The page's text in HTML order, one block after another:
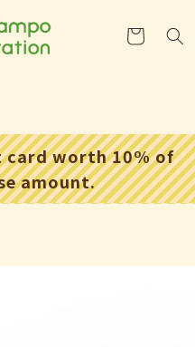
物
card worth 10% of
amount.